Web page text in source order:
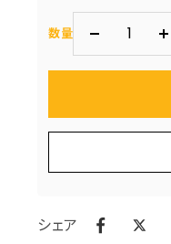
数量
量
減
す
数
シェア